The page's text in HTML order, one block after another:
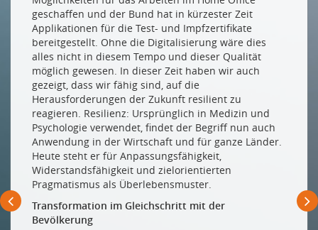
geschaffen und der Bund hat in kürzester Zeit
Applikationen für die Test- und Impfzertifikate
bereitgestellt. Ohne die Digitalisierung wäre dies
alles nicht in diesem Tempo und dieser Qualität
möglich gewesen. In dieser Zeit haben wir auch
gezeigt, dass wir fähig sind, auf die
Herausforderungen der Zukunft resilient zu
reagieren. Resilienz: Ursprünglich in Medizin und
Psychologie verwendet, findet der Begriff nun auch
Anwendung in der Wirtschaft und für ganze Länder.
Heute steht er für Anpassungsfähigkeit,
Widerstandsfähigkeit und zielorientierten
Pragmatismus als Überlebensmuster.
Transformation im Gleichschritt mit der
Bevölkerung